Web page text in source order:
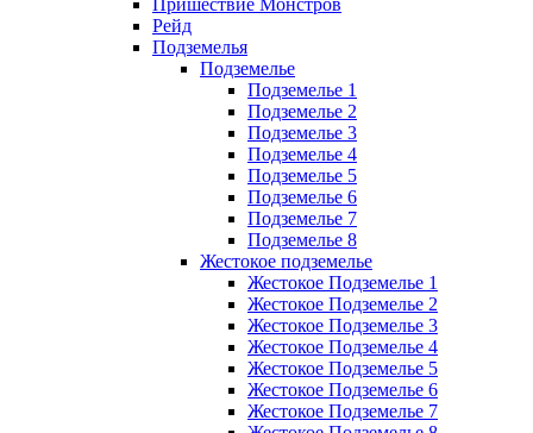
Пришествие Монстров
Рейд
Подземелья
Подземелье
Подземелье 1
Подземелье 2
Подземелье 3
Подземелье 4
Подземелье 5
Подземелье 6
Подземелье 7
Подземелье 8
Жестокое подземелье
Жестокое Подземелье 1
Жестокое Подземелье 2
Жестокое Подземелье 3
Жестокое Подземелье 4
Жестокое Подземелье 5
Жестокое Подземелье 6
Жестокое Подземелье 7